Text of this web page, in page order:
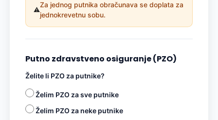
⚠️
Za jednog putnika obračunava se doplata za
jednokrevetnu sobu.
Putno zdravstveno osiguranje (PZO)
Želite li PZO za putnike?
Želim PZO za sve putnike
Želim PZO za neke putnike